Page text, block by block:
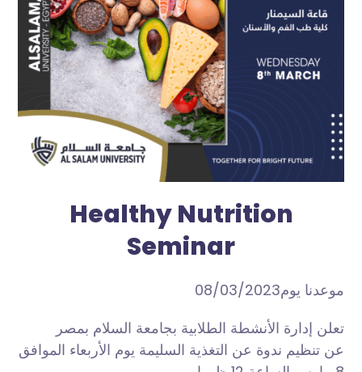
Healthy Nutrition
Seminar
موعدنا يوم08/03/2023
تعلن إدارة الأنشطة الطلابية بجامعة السلام بمصر
عن تنظيم ندوة عن التغذية السليمة يوم الأربعاء الموافق